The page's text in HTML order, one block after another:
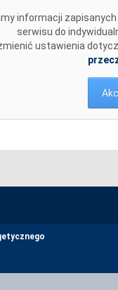
informacji
serwisu do
ustawienia